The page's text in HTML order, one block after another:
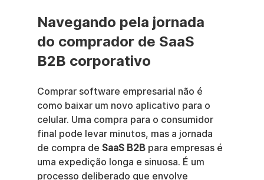
Navegando pela jornada
do comprador de SaaS
B2B corporativo
Comprar software empresarial não é
como baixar um novo aplicativo para o
celular. Uma compra para o consumidor
final pode levar minutos, mas a jornada
de compra de SaaS B2B para empresas é
uma expedição longa e sinuosa. É um
processo deliberado que envolve